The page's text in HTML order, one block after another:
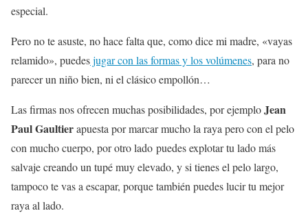
especial.
Pero no te asuste, no hace falta que, como dice mi madre, «vayas
relamido», puedesjugar con las formas y los volúmenes, para no
parecer un niño bien, ni el clásico empollón…
Las firmas nos ofrecen muchas posibilidades, por ejemploJean
Paul Gaultierapuesta por marcar mucho la raya pero con el pelo
con mucho cuerpo, por otro lado puedes explotar tu lado más
salvaje creando un tupé muy elevado, y si tienes el pelo largo,
tampoco te vas a escapar, porque también puedes lucir tu mejor
raya al lado.